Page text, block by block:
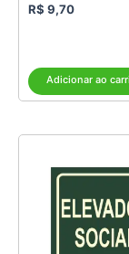
R$ 9,70
Adicionar ao